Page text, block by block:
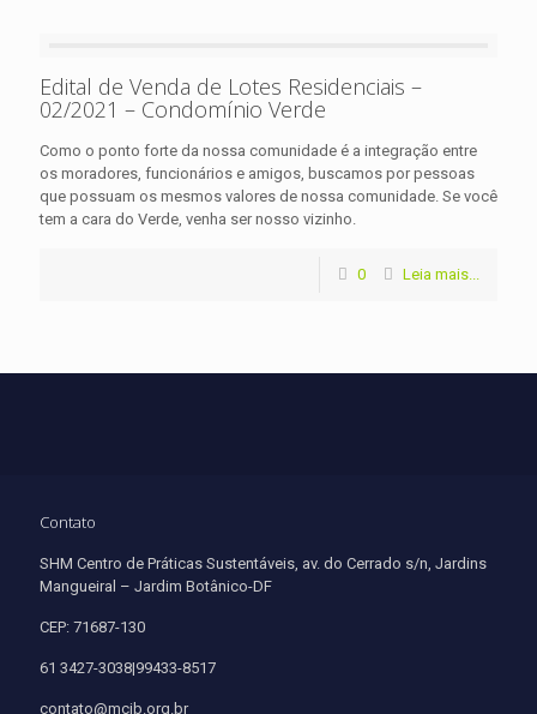
Edital de Venda de Lotes Residenciais –
02/2021 – Condomínio Verde
Como o ponto forte da nossa comunidade é a integração entre
os moradores, funcionários e amigos, buscamos por pessoas
que possuam os mesmos valores de nossa comunidade. Se você
tem a cara do Verde, venha ser nosso vizinho.
0 Leia mais...
Contato
SHM Centro de Práticas Sustentáveis, av. do Cerrado s/n, Jardins
Mangueiral – Jardim Botânico-DF
CEP: 71687-130
61 3427-3038|99433-8517
contato@mcjb.org.br